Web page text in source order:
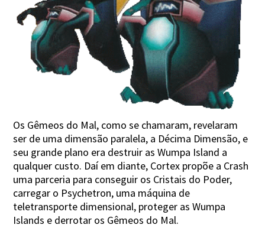
Os Gêmeos do Mal, como se chamaram, revelaram
ser de uma dimensão paralela, a Décima Dimensão, e
seu grande plano era destruir as Wumpa Island a
qualquer custo. Daí em diante, Cortex propõe a Crash
uma parceria para conseguir os Cristais do Poder,
carregar o Psychetron, uma máquina de
teletransporte dimensional, proteger as Wumpa
Islands e derrotar os Gêmeos do Mal.